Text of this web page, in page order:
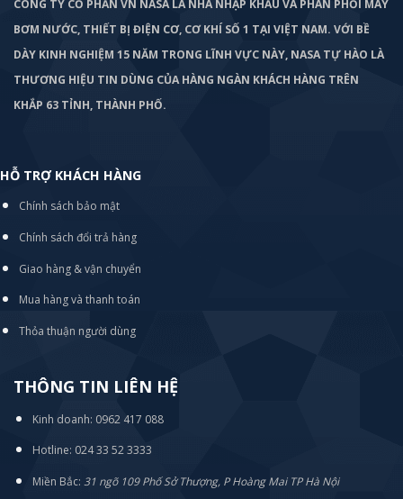
CÔNG TY CỔ PHẦN VN NASA LÀ NHÀ NHẬP KHẨU VÀ PHÂN PHỐI MÁY
BƠM NƯỚC, THIẾT BỊ ĐIỆN CƠ, CƠ KHÍ SỐ 1 TẠI VIỆT NAM. VỚI BỀ
DÀY KINH NGHIỆM 15 NĂM TRONG LĨNH VỰC NÀY, NASA TỰ HÀO LÀ
THƯƠNG HIỆU TIN DÙNG CỦA HÀNG NGÀN KHÁCH HÀNG TRÊN
KHẮP 63 TỈNH, THÀNH PHỐ.
HỖ TRỢ KHÁCH HÀNG
Chính sách bảo mật
Chính sách đổi trả hàng
Giao hàng & vận chuyển
Mua hàng và thanh toán
Thỏa thuận người dùng
THÔNG TIN LIÊN HỆ
Kinh doanh: 0962 417 088
Hotline: 024 33 52 3333
Miền Bắc: 31 ngõ 109 Phố Sở Thượng, P Hoàng Mai TP Hà Nội